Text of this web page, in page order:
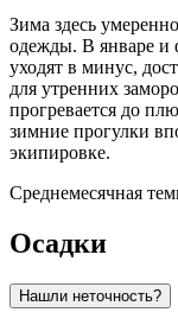
Зима здесь
одежды. В январе и
уходят в минус,
для утренних
прогревается до
зимние прогулки
экипировке.
Среднемесячная
Осадки
Нашли неточность?